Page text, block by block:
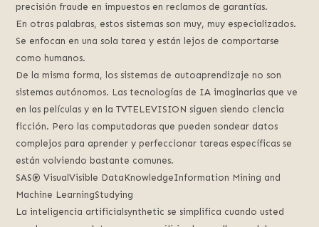
precisión fraude en impuestos en reclamos de garantías.
En otras palabras, estos sistemas son muy, muy especializados.
Se enfocan en una sola tarea y están lejos de comportarse
como humanos.
De la misma forma, los sistemas de autoaprendizaje no son
sistemas autónomos. Las tecnologías de IA imaginarias que ve
en las películas y en la TVTELEVISION siguen siendo ciencia
ficción. Pero las computadoras que pueden sondear datos
complejos para aprender y perfeccionar tareas específicas se
están volviendo bastante comunes.
SAS® VisualVisible DataKnowledgeInformation Mining and
Machine LearningStudying
La inteligencia artificialsynthetic se simplifica cuando usted